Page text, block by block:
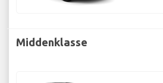
Middenklasse